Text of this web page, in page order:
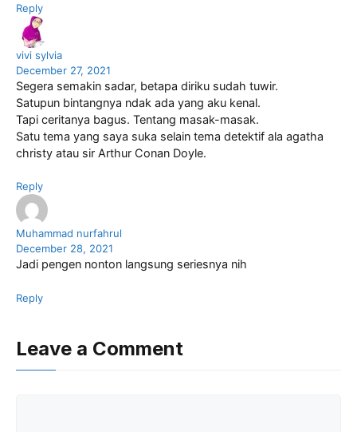
Reply
vivi sylvia
December 27, 2021
Segera semakin sadar, betapa diriku sudah tuwir.
Satupun bintangnya ndak ada yang aku kenal.
Tapi ceritanya bagus. Tentang masak-masak.
Satu tema yang saya suka selain tema detektif ala agatha
christy atau sir Arthur Conan Doyle.
Reply
Muhammad nurfahrul
December 28, 2021
Jadi pengen nonton langsung seriesnya nih
Reply
Leave a Comment